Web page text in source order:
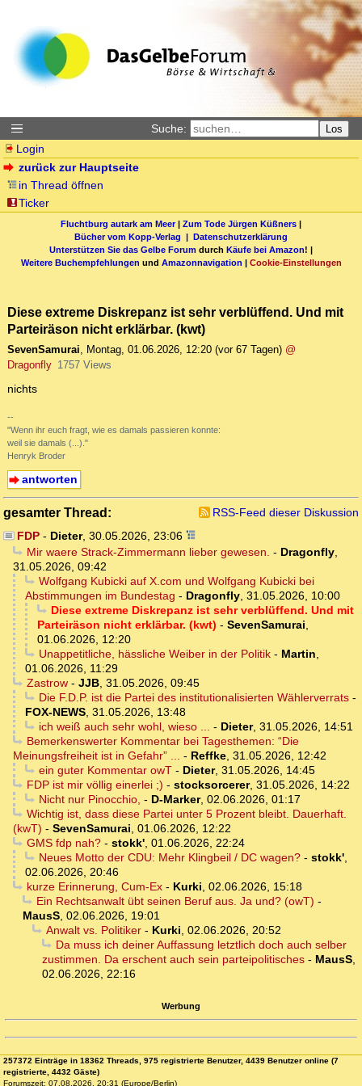
Suche: Los
Login
zurück zur Hauptseite
in Thread öffnen
Ticker
Fluchtburg autark am Meer| Zum Tode Jürgen Küßners |
Bücher vom Kopp-Verlag | Datenschutzerklärung
Unterstützen Sie das Gelbe Forum durch Käufe bei Amazon! |
Weitere Buchempfehlungen und Amazonnavigation | Cookie-Einstellungen
Diese extreme Diskrepanz ist sehr verblüffend. Und mit
Parteiräson nicht erklärbar. (kwt)
SevenSamurai, Montag, 01.06.2026, 12:20 (vor 67 Tagen) @
Dragonfly 1757 Views
nichts
--
"Wenn ihr euch fragt, wie es damals passieren konnte:
weil sie damals (...)."
Henryk Broder
antworten
gesamter Thread:
RSS-Feed dieser Diskussion
FDP- Dieter, 30.05.2026, 23:06
Mir waere Strack-Zimmermann lieber gewesen. - Dragonfly,
31.05.2026, 09:42
Wolfgang Kubicki auf X.com und Wolfgang Kubicki bei
Abstimmungen im Bundestag - Dragonfly, 31.05.2026, 10:00
Diese extreme Diskrepanz ist sehr verblüffend. Und mit
Parteiräson nicht erklärbar. (kwt) - SevenSamurai,
01.06.2026, 12:20
Unappetitliche, hässliche Weiber in der Politik- Martin,
01.06.2026, 11:29
Zastrow- JJB, 31.05.2026, 09:45
Die F.D.P. ist die Partei des institutionalisierten Wählerverrats-
FOX-NEWS, 31.05.2026, 13:48
ich weiß auch sehr wohl, wieso ... - Dieter, 31.05.2026, 14:51
Bemerkenswerter Kommentar bei Tagesthemen: “Die
Meinungsfreiheit ist in Gefahr” ... - Reffke, 31.05.2026, 12:42
ein guter Kommentar owT- Dieter, 31.05.2026, 14:45
FDP ist mir völlig einerlei ;) - stocksorcerer, 31.05.2026, 14:22
Nicht nur Pinocchio, - D-Marker, 02.06.2026, 01:17
Wichtig ist, dass diese Partei unter 5 Prozent bleibt. Dauerhaft.
(kwT) - SevenSamurai, 01.06.2026, 12:22
GMS fdp nah?- stokk', 01.06.2026, 22:24
Neues Motto der CDU: Mehr Klingbeil / DC wagen?- stokk',
02.06.2026, 20:46
kurze Erinnerung, Cum-Ex- Kurki, 02.06.2026, 15:18
Ein Rechtsanwalt übt seinen Beruf aus. Ja und? (owT) -
MausS, 02.06.2026, 19:01
Anwalt vs. Politiker- Kurki, 02.06.2026, 20:52
Da muss ich deiner Auffassung letztlich doch auch selber
zustimmen. Da erschent auch sein parteipolitisches - MausS,
02.06.2026, 22:16
Werbung
257372 Einträge in 18362 Threads, 975 registrierte Benutzer, 4439 Benutzer online (7
registrierte, 4432 Gäste)
Forumszeit: 07.08.2026, 20:31 (Europe/Berlin)